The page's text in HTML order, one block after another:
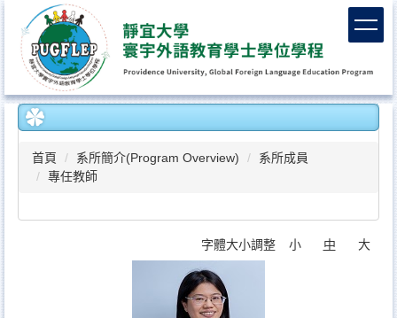
容
區
首頁 系所簡介(Program Overview)
系所成員
專任教師
字體大小調整 小 中 大